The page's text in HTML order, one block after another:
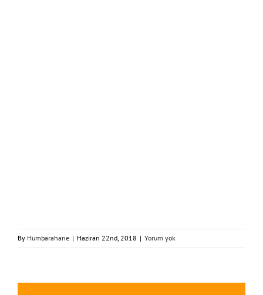
By Humbarahane | Haziran 22nd, 2018 | Yorum yok